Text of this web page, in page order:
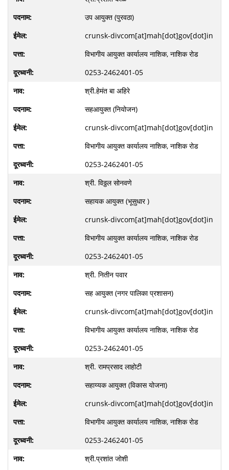
उप आयुक्त (पुरवठा)
crunsk-divcom[at]mah[dot]gov[dot]in
विभागीय आयुक्त कार्यालय नाशिक, नाशिक रोड
0253-2462401-05
श्री.हेमंत बा अहिरे
सहआयुक्त (नियोजन)
crunsk-divcom[at]mah[dot]gov[dot]in
विभागीय आयुक्त कार्यालय नाशिक, नाशिक रोड
0253-2462401-05
श्री. विठ्ठल सोनवणे
सहायक आयुक्त (भूसुधार )
crunsk-divcom[at]mah[dot]gov[dot]in
विभागीय आयुक्त कार्यालय नाशिक, नाशिक रोड
0253-2462401-05
श्री. नितीन पवार
सह आयुक्त (नगर पालिका प्रशासन)
crunsk-divcom[at]mah[dot]gov[dot]in
विभागीय आयुक्त कार्यालय नाशिक, नाशिक रोड
0253-2462401-05
श्री. रामप्रसाद लाहोटी
सहाय्यक आयुक्त (विकास योजना)
crunsk-divcom[at]mah[dot]gov[dot]in
विभागीय आयुक्त कार्यालय नाशिक, नाशिक रोड
0253-2462401-05
श्री.प्रशांत जोशी